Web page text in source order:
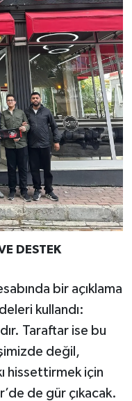
DESTEK
bir açıklama
kullandı:
Taraftar ise bu
değil,
hissettirmek için
de gür çıkacak.